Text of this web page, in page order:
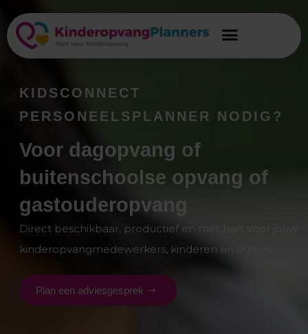
KIDSCONNECT
PERSONEELSPLANNER NODIG?
Voor dagopvang of
buitenschoolse opvang of
gastouderopvang
Direct beschikbaar, productief en met hart voor jouw
kinderopvangmedewerkers, kinderen en ouders.
Plan een adviesgesprek